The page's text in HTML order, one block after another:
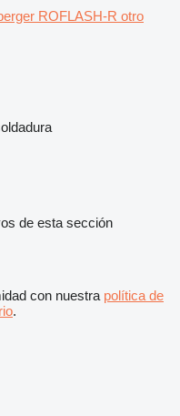
ROFLASH-R otro
de esta sección
con nuestra política de
.